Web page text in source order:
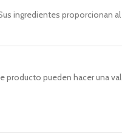
ingredientes proporcionan
producto pueden hacer una